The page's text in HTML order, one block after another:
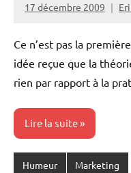
17 décembre 2009
Aucun
Ce n’est pas la
idée reçue que la
rien par rapport à la
Lire la suite
Humeur Marketing